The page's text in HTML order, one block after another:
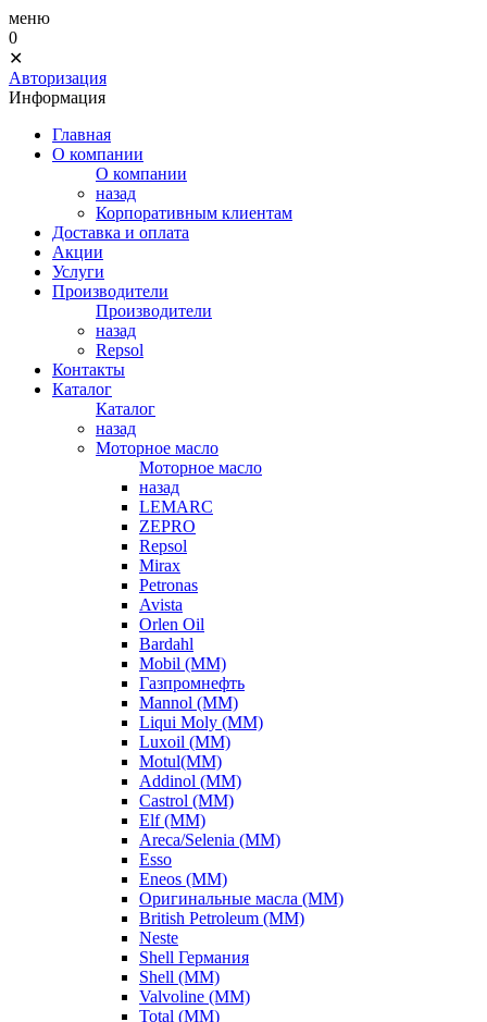
меню
0
✕
Авторизация
Информация
Главная
О компании
О компании
назад
Корпоративным клиентам
Доставка и оплата
Акции
Услуги
Производители
Производители
назад
Repsol
Контакты
Каталог
Каталог
назад
Моторное масло
Моторное масло
назад
LEMARC
ZEPRO
Repsol
Mirax
Petronas
Avista
Orlen Oil
Bardahl
Mobil (ММ)
Газпромнефть
Mannol (ММ)
Liqui Moly (ММ)
Luxoil (ММ)
Motul(ММ)
Addinol (ММ)
Castrol (ММ)
Elf (ММ)
Areca/Selenia (ММ)
Esso
Eneos (ММ)
Оригинальные масла (ММ)
British Petroleum (ММ)
Neste
Shell Германия
Shell (ММ)
Valvoline (ММ)
Total (ММ)